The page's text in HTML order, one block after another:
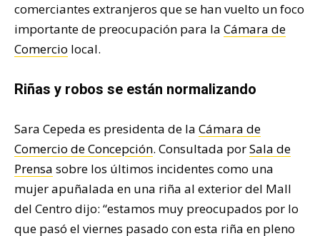
comerciantes extranjeros que se han vuelto un foco
importante de preocupación para la Cámara de
Comercio local.
Riñas y robos se están normalizando
Sara Cepeda es presidenta de la Cámara de
Comercio de Concepción. Consultada porSala de
Prensa sobre los últimos incidentes como una
mujer apuñalada en una riña al exterior del Mall
del Centro dijo: “estamos muy preocupados por lo
que pasó el viernes pasado con esta riña en pleno